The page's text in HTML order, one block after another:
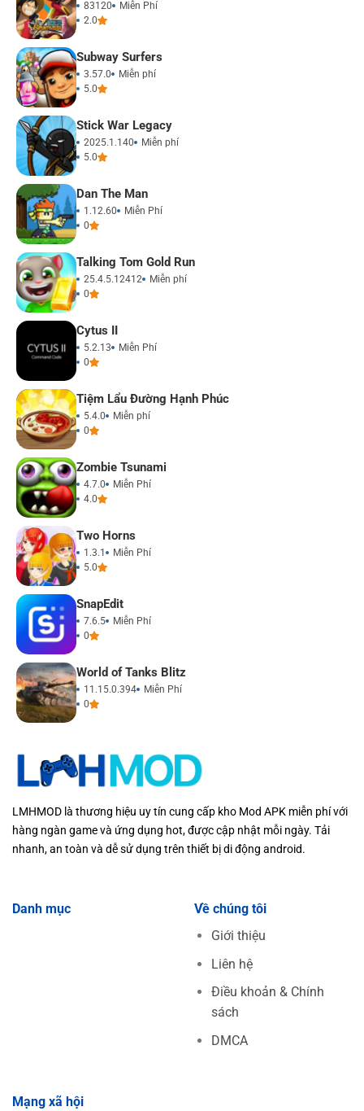
83120
Miễn Phí
2.0
Subway Surfers
3.57.0
Miễn phí
5.0
Stick War Legacy
2025.1.140
Miễn phí
5.0
Dan The Man
1.12.60
Miễn Phí
0
Talking Tom Gold Run
25.4.5.12412
Miễn phí
0
Cytus II
5.2.13
Miễn Phí
0
Tiệm Lẩu Đường Hạnh Phúc
5.4.0
Miễn phí
0
Zombie Tsunami
4.7.0
Miễn Phí
4.0
Two Horns
1.3.1
Miễn Phí
5.0
SnapEdit
7.6.5
Miễn Phí
0
World of Tanks Blitz
11.15.0.394
Miễn Phí
0
LMHMOD là thương hiệu uy tín cung cấp kho Mod APK miễn phí với
hàng ngàn game và ứng dụng hot, được cập nhật mỗi ngày. Tải
nhanh, an toàn và dễ sử dụng trên thiết bị di động android.
Danh mục
Về chúng tôi
Giới thiệu
Liên hệ
Điều khoản & Chính
sách
DMCA
Mạng xã hội